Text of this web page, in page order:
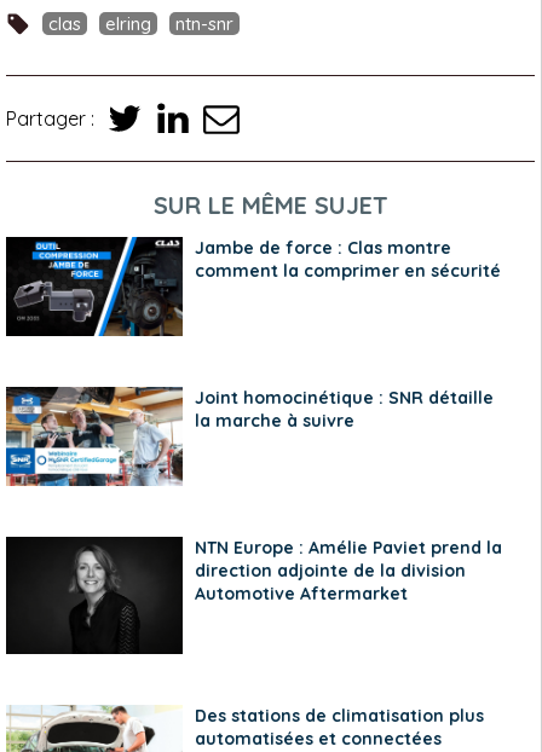
clas elring ntn-snr
Partager :
SUR LE MÊME SUJET
Jambe de force : Clas montre
comment la comprimer en sécurité
Joint homocinétique : SNR détaille
la marche à suivre
NTN Europe : Amélie Paviet prend la
direction adjointe de la division
Automotive Aftermarket
Des stations de climatisation plus
automatisées et connectées